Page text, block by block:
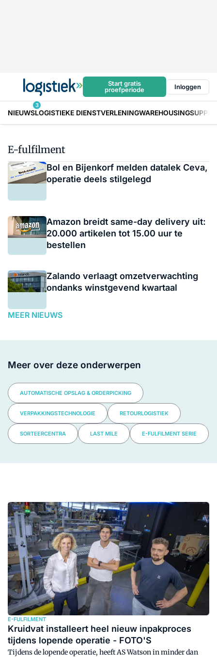
Start gratis
proefperiode
Inloggen
NIEUWS
3
LOGISTIEKE DIENSTVERLENINGWAREHOUSING
E-fulfilment
Bol en Bijenkorf melden datalek Ceva,
operatie deels stilgelegd
Amazon breidt same-day delivery uit:
20.000 artikelen tot 15.00 uur te
bestellen
Zalando verlaagt omzetverwachting
ondanks winstgevend kwartaal
MEER NIEUWS
Meer over deze onderwerpen
AUTOMATISCHE OPSLAG & ORDERPICKING
VERPAKKINGSTECHNOLOGIE RETOURLOGISTIEK
SORTEERCENTRA LAST MILE E-FULFILMENT SERIE
E-FULFILMENT
Kruidvat installeert heel nieuw inpakproces
tijdens lopende operatie - FOTO'S
Tijdens de lopende operatie, heeft AS Watson in minder dan